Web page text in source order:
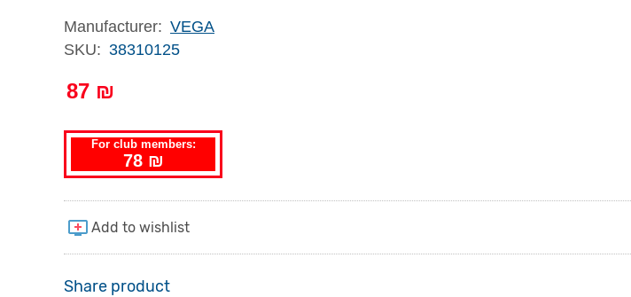
Manufacturer: VEGA
SKU: 38310125
87 ₪
For club members:
78 ₪
Share product